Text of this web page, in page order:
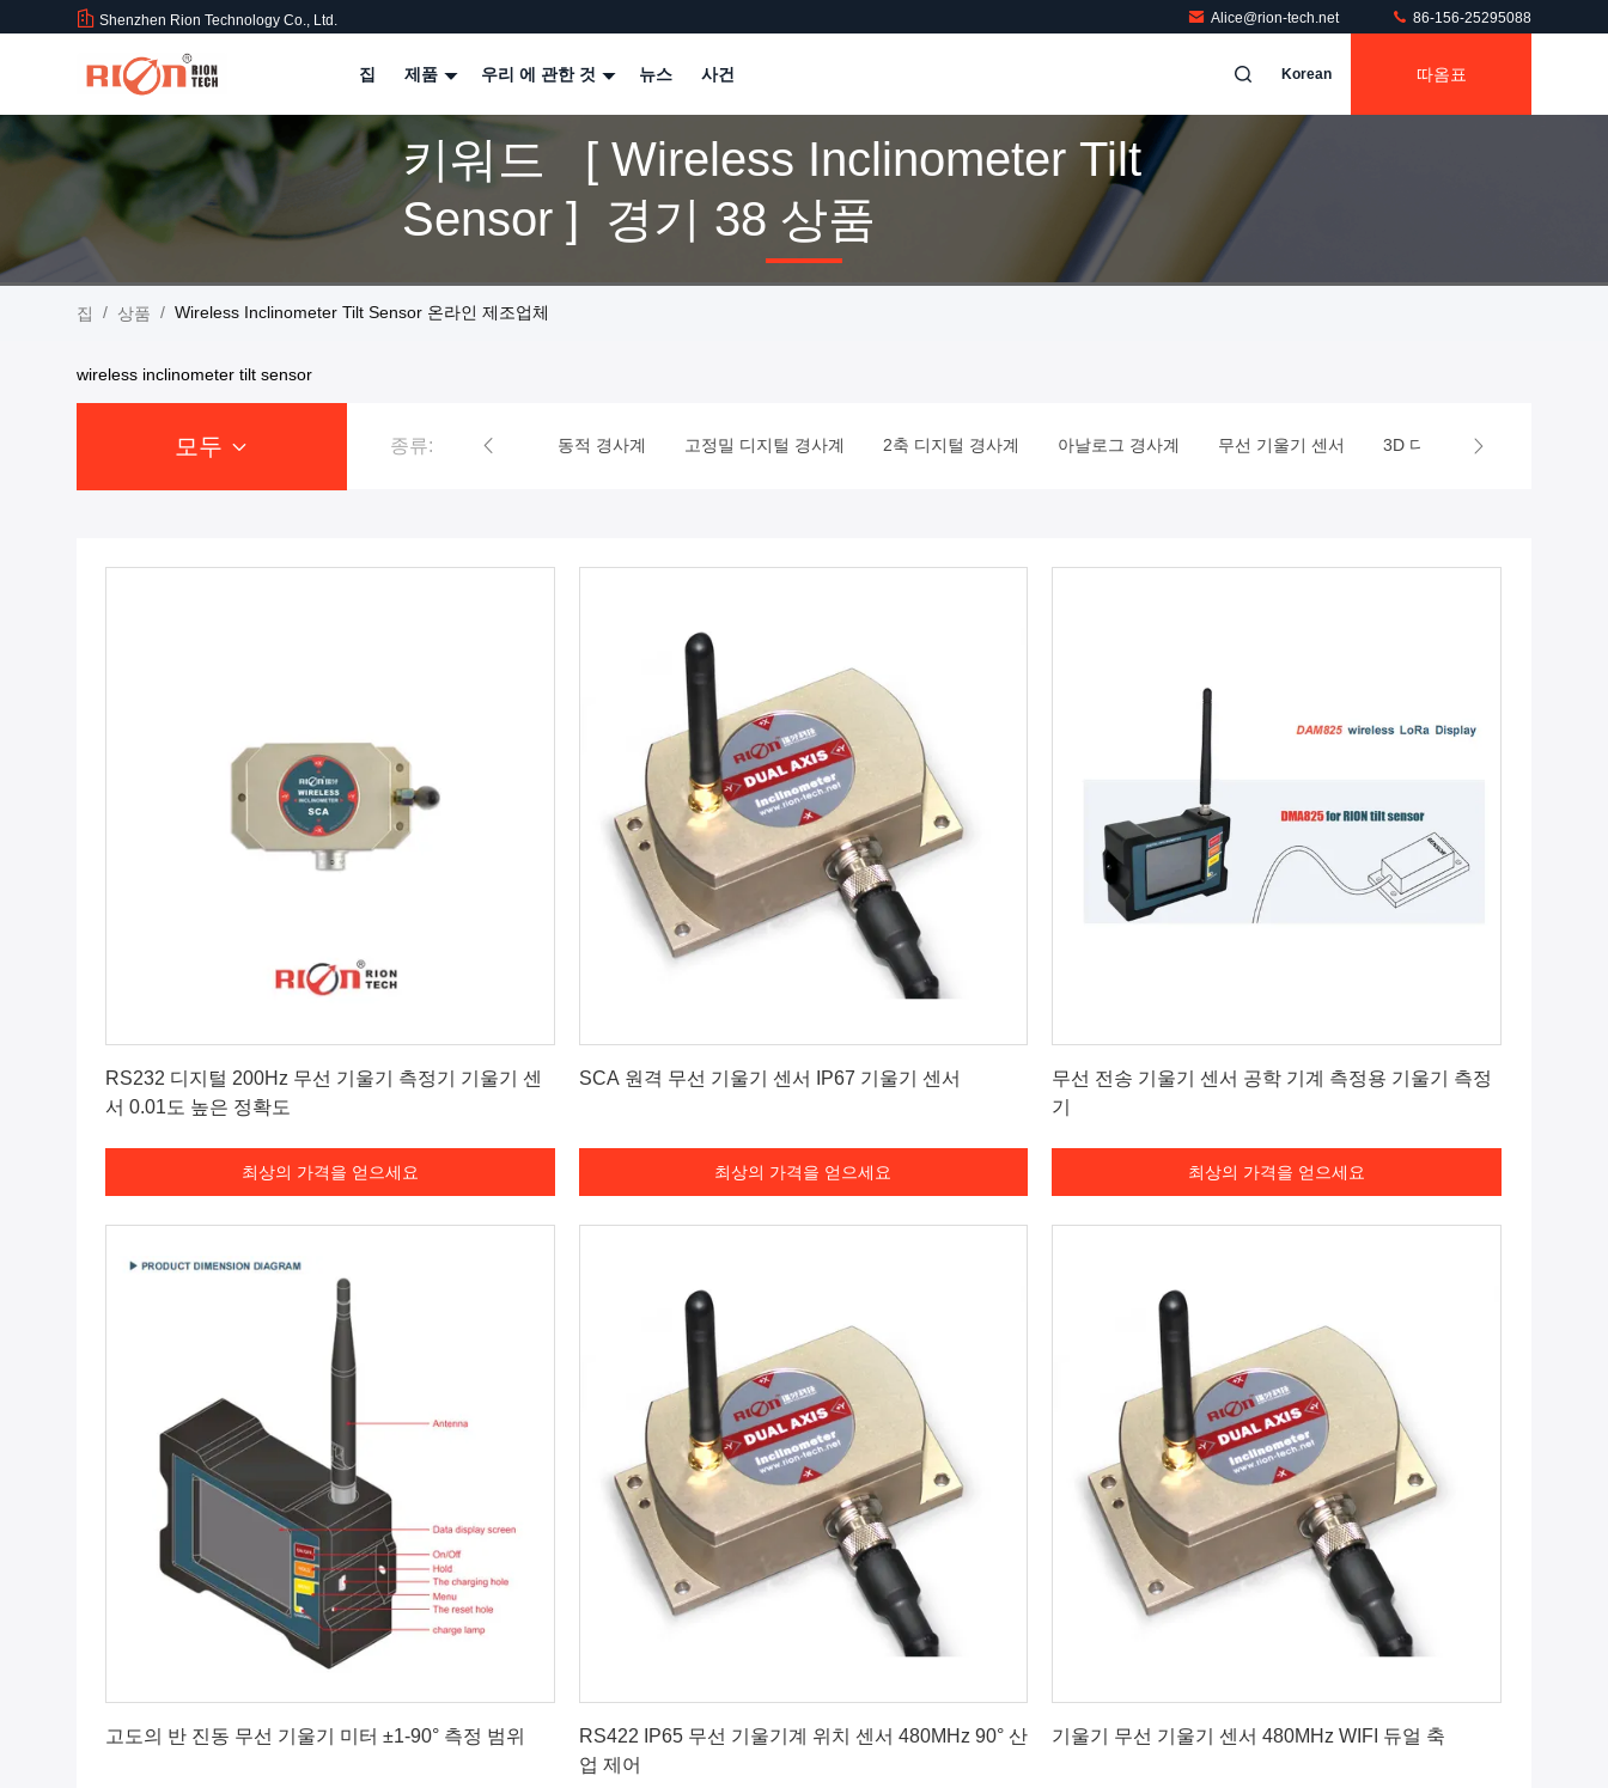
Shenzhen Rion Technology Co., Ltd. Alice@rion-tech.net 86-156-25295088
집 제품 우리 에 관한 것 뉴스 사건 Korean 따옴표
키워드 [ Wireless Inclinometer Tilt
Sensor ] 경기 38 상품
집 / 상품 / Wireless Inclinometer Tilt Sensor 온라인 제조업체
wireless inclinometer tilt sensor
모두 종류:
기울기 센서 경사계 동적 경사계 고정밀 디지털 경사계 2축 디지털 경사계 아날로그 경사계 무선 기울기 센서 3D 디지털 나침반
RS232 디지털 200Hz 무선 기울기 측정기 기울기 센
서 0.01도 높은 정확도
최상의 가격을 얻으세요
SCA 원격 무선 기울기 센서 IP67 기울기 센서
최상의 가격을 얻으세요
무선 전송 기울기 센서 공학 기계 측정용 기울기 측정
기
최상의 가격을 얻으세요
고도의 반 진동 무선 기울기 미터 ±1-90° 측정 범위
RS422 IP65 무선 기울기계 위치 센서 480MHz 90° 산
업 제어
기울기 무선 기울기 센서 480MHz WIFI 듀얼 축